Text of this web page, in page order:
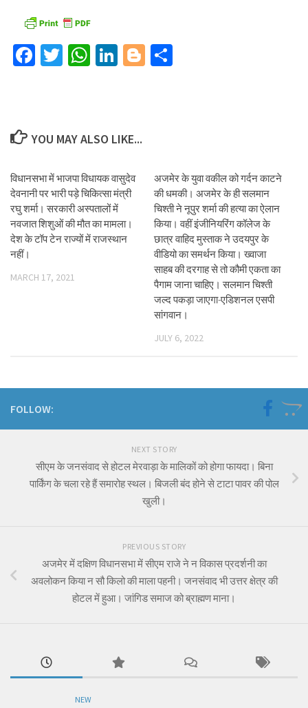
Facebook
TwitterWhatsApp
LinkedIn
Blogger
YOU MAY ALSO LIKE...
विधानसभा में भाजपा विधायक वासुदेव
देवनानी पर भारी पड़े चिकित्सा मंत्री
रघु शर्मा। सरकारी अस्पतालों में
नवजात शिशुओं की मौत का मामला।
देश के टॉप टेन राज्यों में राजस्थान
नहीं।
MARCH 17, 2021
अजमेर के युवा वकील को गर्दन काटने
की धमकी। अजमेर के ही सलमान
चिश्ती ने नूपुर शर्मा की हत्या का ऐलान
किया। वहीं इंजीनियरिंग कॉलेज के
छात्र वाहिद मुस्ताक ने उदयपुर के
वीडियो का समर्थन किया। ख्वाजा
साहब की दरगाह से तो कौमी एकता का
पैगाम जाना चाहिए। सलमान चिश्ती
जल्द पकड़ा जाएगा-एडिशनल एसपी
सांगवान।
JULY 6, 2022
FOLLOW:
NEXT STORY
सीएम के जनसंवाद से होटल मेरवाड़ा के मालिकों को होगा फायदा। बिना
पार्किंग के चला रहे हैं समारोह स्थल। बिजली बंद होने से टाटा पावर की पोल
खुली।
PREVIOUS STORY
अजमेर में दक्षिण विधानसभा में सीएम राजे ने न विकास प्रदर्शनी का
अवलोकन किया न सौ किलो की माला पहनी। जनसंवाद भी उत्तर क्षेत्र की
होटल में हुआ। जांगिड समाज को ब्राह्मण माना।
NEW